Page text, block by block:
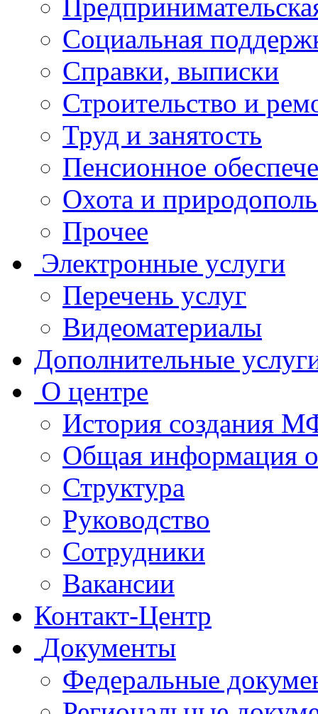
Социальная
Справки, выписки
Строительство и
Труд и занятость
Пенсионное
Охота и
Прочее
Электронные услуги
Перечень услуг
Видеоматериалы
Дополнительные
О центре
История создания
Общая
Структура
Руководство
Сотрудники
Вакансии
Контакт-Центр
Документы
Федеральные